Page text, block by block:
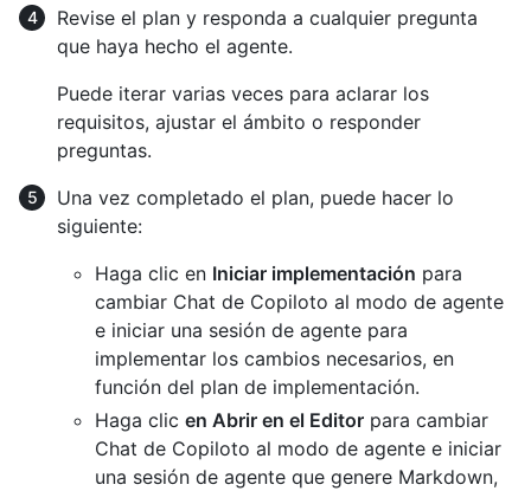
Revise el plan y responda a cualquier pregunta
que haya hecho el agente.
Puede iterar varias veces para aclarar los
requisitos, ajustar el ámbito o responder
preguntas.
Una vez completado el plan, puede hacer lo
siguiente:
Haga clic en Iniciar implementación para
cambiar Chat de Copiloto al modo de agente
e iniciar una sesión de agente para
implementar los cambios necesarios, en
función del plan de implementación.
Haga clic en Abrir en el Editor para cambiar
Chat de Copiloto al modo de agente e iniciar
una sesión de agente que genere Markdown,